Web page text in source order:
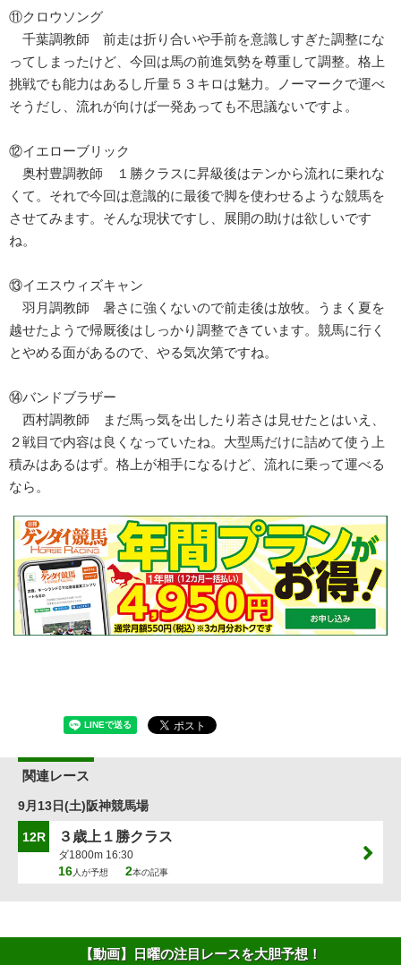
⑪クロウソング
千葉調教師 前走は折り合いや手前を意識しすぎた調整にな
ってしまったけど、今回は馬の前進気勢を尊重して調整。格上
挑戦でも能力はあるし斤量５３キロは魅力。ノーマークで運べ
そうだし、流れが向けば一発あっても不思議ないですよ。
⑫イエローブリック
奥村豊調教師 １勝クラスに昇級後はテンから流れに乗れな
くて。それで今回は意識的に最後で脚を使わせるような競馬を
させてみます。そんな現状ですし、展開の助けは欲しいです
ね。
⑬イエスウィズキャン
羽月調教師 暑さに強くないので前走後は放牧。うまく夏を
越せたようで帰厩後はしっかり調整できています。競馬に行く
とやめる面があるので、やる気次第ですね。
⑭バンドブラザー
西村調教師 まだ馬っ気を出したり若さは見せたとはいえ、
２戦目で内容は良くなっていたね。大型馬だけに詰めて使う上
積みはあるはず。格上が相手になるけど、流れに乗って運べる
なら。
関連レース
9月13日(土)阪神競馬場
12R ３歳上１勝クラス
ダ1800m 16:30
16人が予想 2本の記事
【動画】日曜の注目レースを大胆予想！